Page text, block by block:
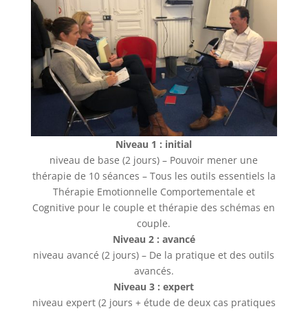
Niveau 1 : initial
niveau de base (2 jours) – Pouvoir mener une
thérapie de 10 séances – Tous les outils essentiels la
Thérapie Emotionnelle Comportementale et
Cognitive pour le couple et thérapie des schémas en
couple.
Niveau 2 : avancé
niveau avancé (2 jours) – De la pratique et des outils
avancés.
Niveau 3 : expert
niveau expert (2 jours + étude de deux cas pratiques